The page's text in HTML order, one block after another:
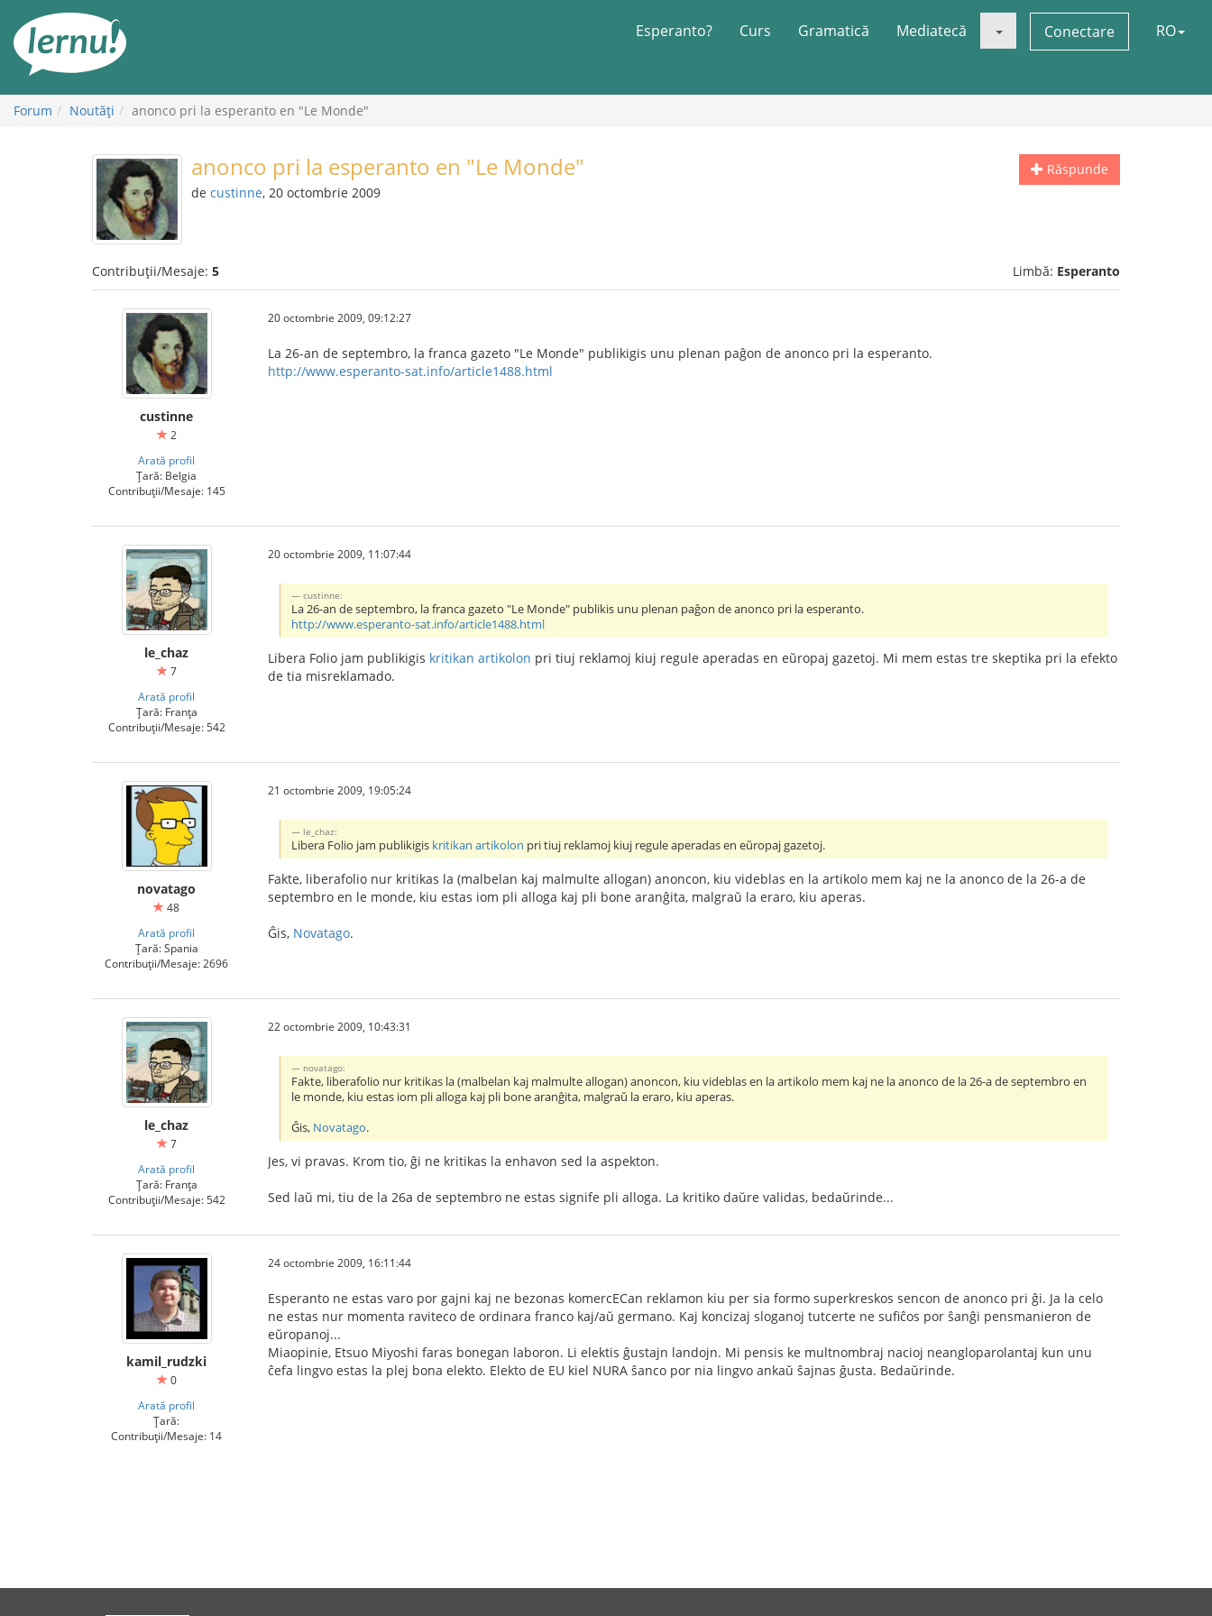
conținut
Esperanto? Curs Gramatică Mediatecă Conectare RO
Forum Noutăţi anonco pri la esperanto en "Le Monde"
Răspunde
anonco pri la esperanto en "Le Monde"
de custinne, 20 octombrie 2009
Contribuții/Mesaje: 5 Limbă: Esperanto
custinne
2
Arată profil
Țară: Belgia
Contribuții/Mesaje: 145
20 octombrie 2009, 09:12:27
La 26-an de septembro, la franca gazeto "Le Monde" publikigis unu plenan paĝon de anonco pri la esperanto.
http://www.esperanto-sat.info/article1488.html
le_chaz
7
Arată profil
Țară: Franța
Contribuții/Mesaje: 542
20 octombrie 2009, 11:07:44
custinne:
La 26-an de septembro, la franca gazeto "Le Monde" publikis unu plenan paĝon de anonco pri la esperanto.
http://www.esperanto-sat.info/article1488.html
Libera Folio jam publikigis kritikan artikolon pri tiuj reklamoj kiuj regule aperadas en eŭropaj gazetoj. Mi mem estas tre skeptika pri la efekto
de tia misreklamado.
novatago
48
Arată profil
Țară: Spania
Contribuții/Mesaje: 2696
21 octombrie 2009, 19:05:24
le_chaz:
Libera Folio jam publikigis kritikan artikolon pri tiuj reklamoj kiuj regule aperadas en eŭropaj gazetoj.
Fakte, liberafolio nur kritikas la (malbelan kaj malmulte allogan) anoncon, kiu videblas en la artikolo mem kaj ne la anonco de la 26-a de
septembro en le monde, kiu estas iom pli alloga kaj pli bone aranĝita, malgraŭ la eraro, kiu aperas.
Ĝis, Novatago.
le_chaz
7
Arată profil
Țară: Franța
Contribuții/Mesaje: 542
22 octombrie 2009, 10:43:31
novatago:
Fakte, liberafolio nur kritikas la (malbelan kaj malmulte allogan) anoncon, kiu videblas en la artikolo mem kaj ne la anonco de la 26-a de septembro en
le monde, kiu estas iom pli alloga kaj pli bone aranĝita, malgraŭ la eraro, kiu aperas.
Ĝis, Novatago.
Jes, vi pravas. Krom tio, ĝi ne kritikas la enhavon sed la aspekton.
Sed laŭ mi, tiu de la 26a de septembro ne estas signife pli alloga. La kritiko daŭre validas, bedaŭrinde...
kamil_rudzki
0
Arată profil
Țară:
Contribuții/Mesaje: 14
24 octombrie 2009, 16:11:44
Esperanto ne estas varo por gajni kaj ne bezonas komercECan reklamon kiu per sia formo superkreskos sencon de anonco pri ĝi. Ja la celo
ne estas nur momenta raviteco de ordinara franco kaj/aŭ germano. Kaj koncizaj sloganoj tutcerte ne sufiĉos por ŝanĝi pensmanieron de
eŭropanoj...
Miaopinie, Etsuo Miyoshi faras bonegan laboron. Li elektis ĝustajn landojn. Mi pensis ke multnombraj nacioj neangloparolantaj kun unu
ĉefa lingvo estas la plej bona elekto. Elekto de EU kiel NURA ŝanco por nia lingvo ankaŭ ŝajnas ĝusta. Bedaŭrinde.